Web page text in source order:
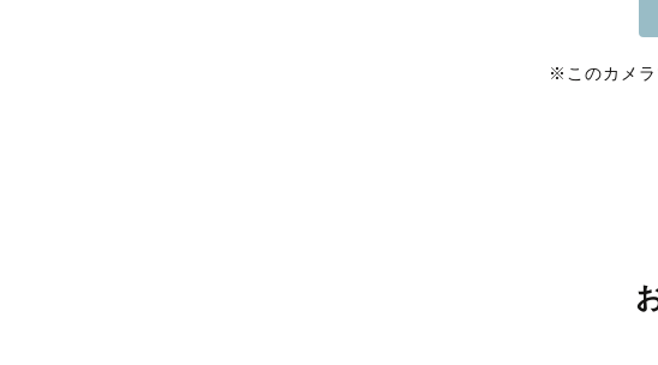
七五三認定カメラマン
英語対応可　English
慣れておられない方が
※このカメラ